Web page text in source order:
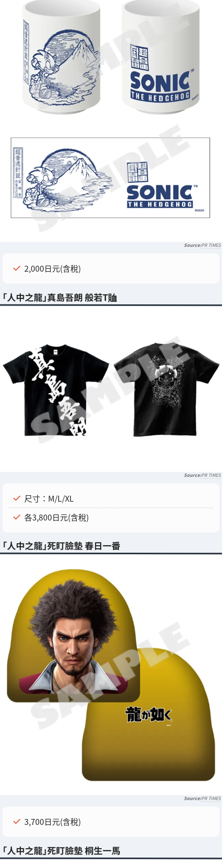
PR TIMES
2,000日元(含稅)
「人中之龍」真島吾朗 般若T賉
PR TIMES
尺寸：M/L/XL
各3,800日元(含稅)
「人中之龍」死盯臉墊 春日一番
PR TIMES
3,700日元(含稅)
「人中之龍」死盯臉墊 桐生一馬